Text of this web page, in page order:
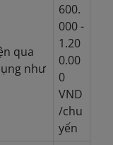
qua
như
600.
000 -
1.20
0.00
0
VND
/chu
yến